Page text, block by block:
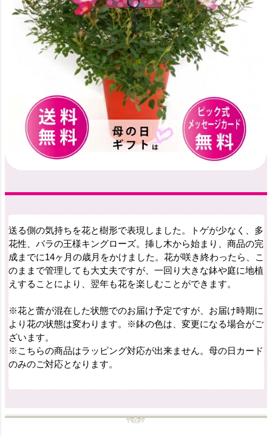
送る側の気持ちを花と樹形で表現しました。トゲが少なく、多
花性、バラの王様キングローズ。挿し木から始まり、商品の完
成までに14ヶ月の歳月をかけました。花が咲き終わったら、こ
のままで管理しても大丈夫ですが、一回り大きな鉢や庭に地植
えすることにより、翌年も花を楽しむことができます。
※花と蕾が混在した状態でのお届け予定ですが、お届け時期に
より花の状態は変わります。※鉢の色は、変更になる場合がご
ざいます。
※こちらの商品はラッピング対応が出来ません。母の日カード
のみのご対応となります。